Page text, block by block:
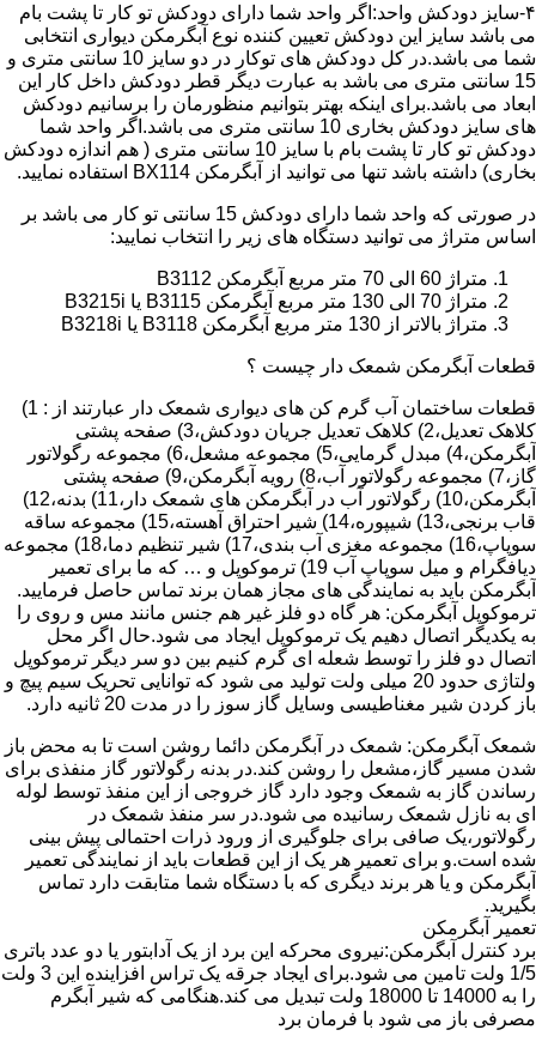
۴-سایز دودکش واحد:اگر واحد شما دارای دودکش تو کار تا پشت بام
می باشد سایز این دودکش تعیین کننده نوع آبگرمکن دیواری انتخابی
شما می باشد.در کل دودکش های توکار در دو سایز 10 سانتی متری و
15 سانتی متری می باشد به عبارت دیگر قطر دودکش داخل کار این
ابعاد می باشد.برای اینکه بهتر بتوانیم منظورمان را برسانیم دودکش
های سایز دودکش بخاری 10 سانتی متری می باشد.اگر واحد شما
دودکش تو کار تا پشت بام با سایز 10 سانتی متری ( هم اندازه دودکش
بخاری) داشته باشد تنها می توانید از آبگرمکن BX114 استفاده نمایید.
در صورتی که واحد شما دارای دودکش 15 سانتی تو کار می باشد بر
اساس متراژ می توانید دستگاه های زیر را انتخاب نمایید:
متراژ 60 الی 70 متر مربع آبگرمکن B3112
متراژ 70 الی 130 متر مربع آبگرمکن B3115 یا B3215i
متراژ بالاتر از 130 متر مربع آبگرمکن B3118 یا B3218i
قطعات آبگرمکن شمعک دار چیست ؟
قطعات ساختمان آب گرم کن های دیواری شمعک دار عبارتند از : 1)
کلاهک تعدیل،2) کلاهک تعدیل جریان دودکش،3) صفحه پشتی
آبگرمکن،4) مبدل گرمایی،5) مجموعه مشعل،6) مجموعه رگولاتور
گاز،7) مجموعه رگولاتور آب،8) رویه آبگرمکن،9) صفحه پشتی
آبگرمکن،10) رگولاتور آب در آبگرمکن های شمعک دار،11) بدنه،12)
قاب برنجی،13) شیپوره،14) شیر احتراق آهسته،15) مجموعه ساقه
سوپاپ،16) مجموعه مغزی آب بندی،17) شیر تنظیم دما،18) مجموعه
دیافگرام و میل سوپاپ آب 19) ترموکوپل و … که ما برای تعمیر
آبگرمکن باید به نمایندگی های مجاز همان برند تماس حاصل فرمایید.
ترموکوپل آبگرمکن: هر گاه دو فلز غیر هم جنس مانند مس و روی را
به یکدیگر اتصال دهیم یک ترموکوپل ایجاد می شود.حال اگر محل
اتصال دو فلز را توسط شعله ای گرم کنیم بین دو سر دیگر ترموکوپل
ولتاژی حدود 20 میلی ولت تولید می شود که توانایی تحریک سیم پیچ و
باز کردن شیر مغناطیسی وسایل گاز سوز را در مدت 20 ثانیه دارد.
شمعک آبگرمکن: شمعک در آبگرمکن دائما روشن است تا به محض باز
شدن مسیر گاز،مشعل را روشن کند.در بدنه رگولاتور گاز منفذی برای
رساندن گاز به شمعک وجود دارد گاز خروجی از این منفذ توسط لوله
ای به نازل شمعک رسانیده می شود.در سر منفذ شمعک در
رگولاتور،یک صافی برای جلوگیری از ورود ذرات احتمالی پیش بینی
شده است.و برای تعمیر هر یک از این قطعات باید از نمایندگی تعمیر
آبگرمکن و یا هر برند دیگری که با دستگاه شما متابقت دارد تماس
بگیرید.
تعمیر آبگرمکن
برد کنترل آبگرمکن:نیروی محرکه این برد از یک آدابتور یا دو عدد باتری
1/5 ولت تامین می شود.برای ایجاد جرقه یک تراس افزاینده این 3 ولت
را به 14000 تا 18000 ولت تبدیل می کند.هنگامی که شیر آبگرم
مصرفی باز می شود با فرمان برد